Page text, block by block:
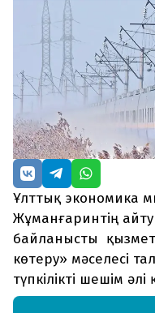
Редакциямен байланыс
+7 708 604 51 06
Жарнама бөлімі
+7 701 220 64 52
Пошта
Ұлттық экономика
Жұманғаринтің
байланысты
көтеру» мәселесі
түпкілікті шешім